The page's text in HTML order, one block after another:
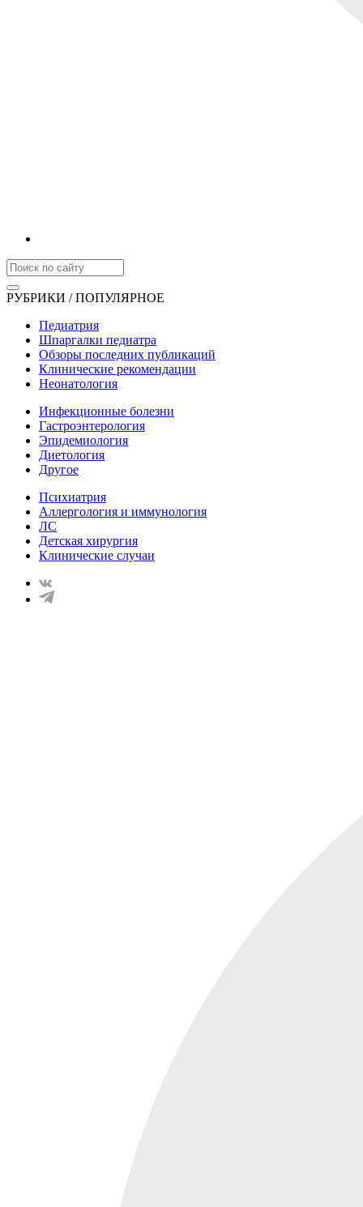
РУБРИКИ / ПОПУЛЯРНОЕ
Педиатрия
Шпаргалки педиатра
Обзоры последних публикаций
Клинические рекомендации
Неонатология
Инфекционные болезни
Гастроэнтерология
Эпидемиология
Диетология
Другое
Психиатрия
Аллергология и иммунология
ЛС
Детская хирургия
Клинические случаи